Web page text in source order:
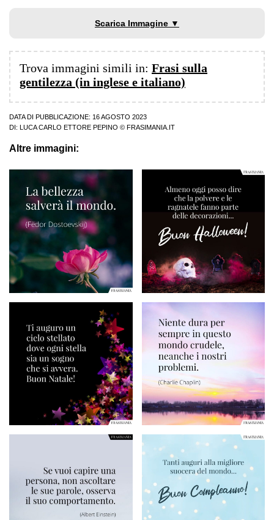
Scarica Immagine ▼
Trova immagini simili in: Frasi sulla
gentilezza (in inglese e italiano)
DATA DI PUBBLICAZIONE: 16 AGOSTO 2023
DI:
LUCA CARLO ETTORE PEPINO © FRASIMANIA.IT
Altre immagini: